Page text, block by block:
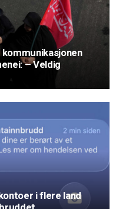
– Veldig
i flere land